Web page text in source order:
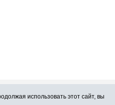
Реклама
использовать этот сайт, вы